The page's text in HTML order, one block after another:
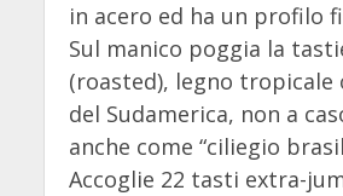
in acero ed ha un profilo
Sul manico poggia la
(roasted), legno tropicale
del Sudamerica, non a
anche come “ciliegio
Accoglie 22 tasti extra-